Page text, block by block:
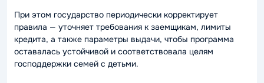
При этом государство периодически корректирует
правила — уточняет требования к заемщикам, лимиты
кредита, а также параметры выдачи, чтобы программа
оставалась устойчивой и соответствовала целям
господдержки семей с детьми.